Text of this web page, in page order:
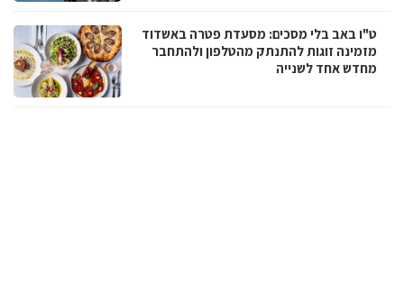
ט"ו באב בלי מסכים: מסעדת פטרה באשדוד
מזמינה זוגות להתנתק מהטלפון ולהתחבר
מחדש אחד לשנייה